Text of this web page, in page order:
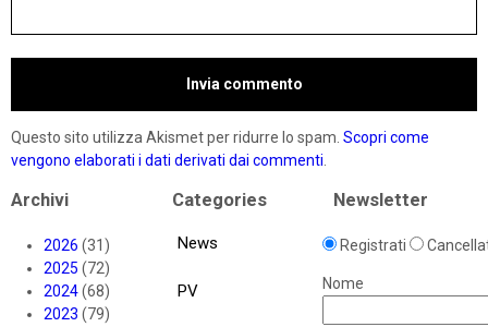
Questo sito utilizza Akismet per ridurre lo spam. Scopri come
vengono elaborati i dati derivati dai commenti.
Archivi
2026 (31)
2025 (72)
2024(68)
2023 (79)
Categories
News
PV
Newsletter
Registrati
Nome